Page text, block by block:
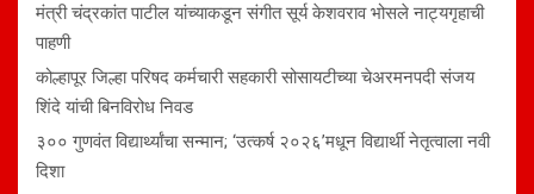
मंत्री चंद्रकांत पाटील यांच्याकडून संगीत सूर्य केशवराव भोसले नाट्यगृहाची
पाहणी
कोल्हापूर जिल्हा परिषद कर्मचारी सहकारी सोसायटीच्या चेअरमनपदी संजय
शिंदे यांची बिनविरोध निवड
३०० गुणवंत विद्यार्थ्यांचा सन्मान; ‘उत्कर्ष २०२६’मधून विद्यार्थी नेतृत्वाला नवी
दिशा